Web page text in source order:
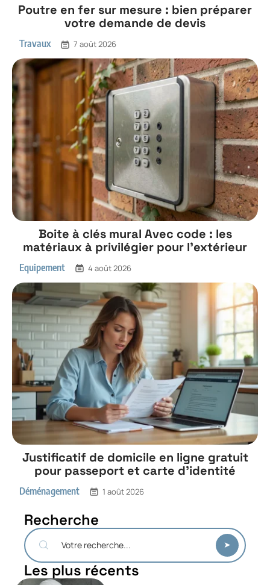
Poutre en fer sur mesure : bien préparer
votre demande de devis
Travaux 7 août 2026
Boite à clés mural Avec code : les
matériaux à privilégier pour l’extérieur
Equipement 4 août 2026
Justificatif de domicile en ligne gratuit
pour passeport et carte d’identité
Déménagement 1 août 2026
Recherche
Les plus récents